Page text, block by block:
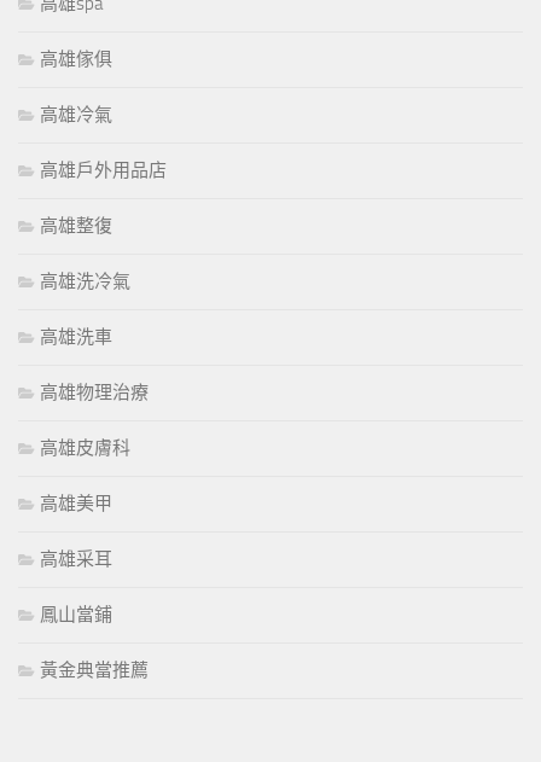
高雄傢俱
高雄冷氣
高雄戶外用品店
高雄整復
高雄洗冷氣
高雄洗車
高雄物理治療
高雄皮膚科
高雄美甲
高雄采耳
鳳山當鋪
黃金典當推薦